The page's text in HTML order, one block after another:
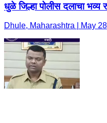
धुळे जिल्हा पोलीस दलाचा भव्य
Dhule, Maharashtra | May